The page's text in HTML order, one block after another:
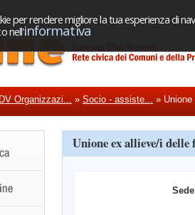
per rendere migliore la tua esperienza di
nell'informativa
Organizzazi... » Socio - assiste... »
Unione ex allieve/i